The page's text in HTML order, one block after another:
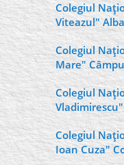
Colegiul
Viteazul"
Colegiul
Mare"
Colegiul
Colegiul
Ioan Cuza"